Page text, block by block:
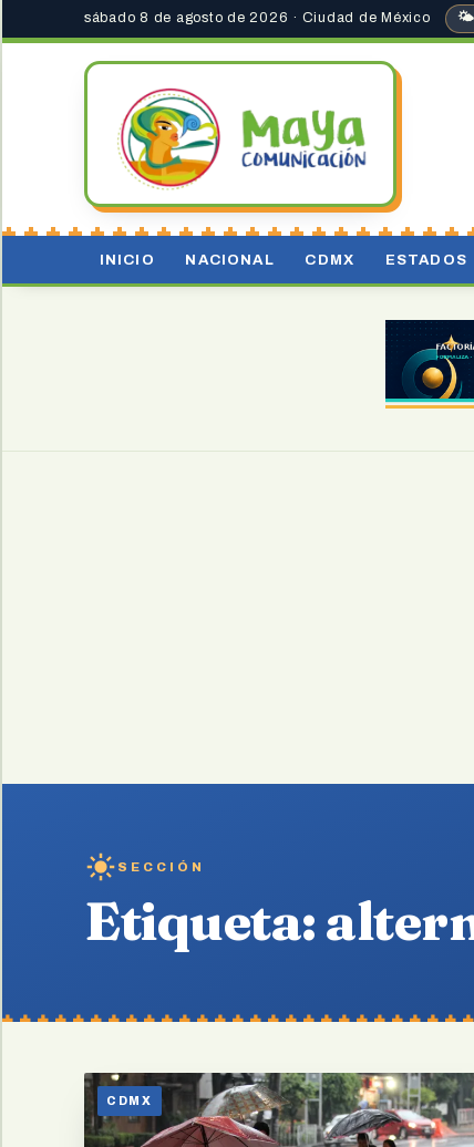
sábado 8 de agosto de 2026 · Ciudad de México 🌤
INICIO NACIONAL CDMX ESTADOS
SECCIÓN
Etiqueta:
CDMX